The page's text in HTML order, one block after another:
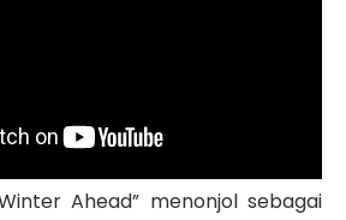
Ahead” menonjol sebagai